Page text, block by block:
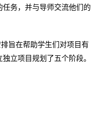
务，并与导师交流他们的
旨在帮助学生们对项目有
立项目规划了五个阶段。